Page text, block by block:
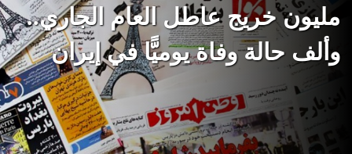
مليون خريج عاطل العام الجاري..
وألف حالة وفاة يوميًّا في إيران